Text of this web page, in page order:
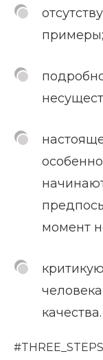
примеры;
момент
качества.